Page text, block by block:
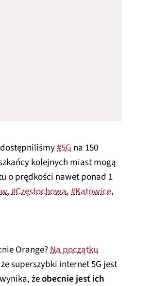
#5Gna 150
kolejnych miast mogą
o prędkości nawet ponad 1
,#Częstochowa,#Katowice,
Orange?Na początku
superszybki internet 5G jest
żeobecnie jest ich